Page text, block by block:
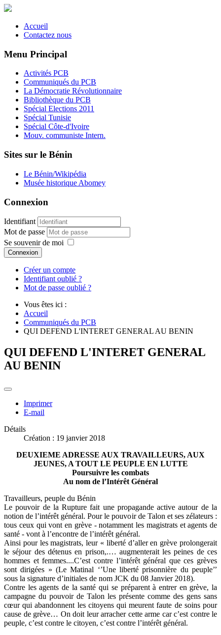
Accueil
Contactez nous
Menu Principal
Activités PCB
Communiqués du PCB
La Démocratie Révolutionnaire
Bibliothèque du PCB
Spécial Elections 2011
Spécial Tunisie
Spécial Côte-d'Ivoire
Mouv. communiste Intern.
Sites sur le Bénin
Le Bénin/Wikipédia
Musée historique Abomey
Connexion
Identifiant
Mot de passe
Se souvenir de moi
Connexion
Créer un compte
Identifiant oublié ?
Mot de passe oublié ?
Vous êtes ici :
Accueil
Communiqués du PCB
QUI DEFEND L'INTERET GENERAL AU BENIN
QUI DEFEND L'INTERET GENERAL
AU BENIN
Imprimer
E-mail
Détails
Création : 19 janvier 2018
DEUXIEME ADRESSE AUX TRAVAILLEURS, AUX
JEUNES, A TOUT LE PEUPLE EN LUTTE
Poursuivre les combats
Au nom de l’Intérêt Général
Travailleurs, peuple du Bénin
Le pouvoir de la Rupture fait une propagande active autour de la
notion de l’intérêt général. Pour le pouvoir de Talon et ses zélateurs :
tous ceux qui vont en grève - notamment les magistrats et agents de
santé - vont à l’encontre de l’intérêt général.
Ainsi pour les magistrats, leur « liberté d’aller en grève prolongerait
le séjour des détenus en prison,.… augmenterait les peines de ces
hommes et femmes....C’est contre l’intérêt général que ces grèves
sont dirigées » (Le Matinal ‘’Une liberté prisonnière du peuple’’
sous la signature d’initiales de nom JCK du 08 Janvier 2018).
Contre les agents de la santé qui se préparent à entrer en grève, la
campagne du pouvoir de Talon les présente comme des gens sans
cœur qui abandonnent les citoyens qui meurent faute de soins pour
cause de grève… On doit leur arracher cette arme car c’est contre le
peuple, c’est contre le citoyen, c’est contre l’intérêt général.